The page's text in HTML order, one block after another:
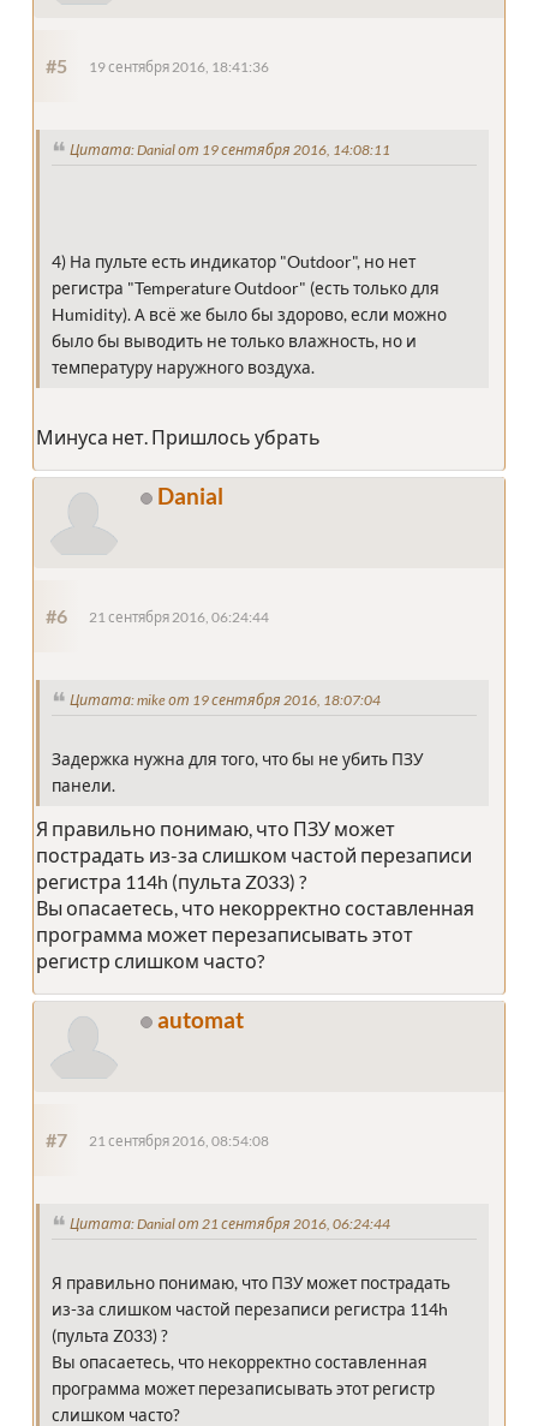
#5 19 сентября 2016, 18:41:36
Цитата: Danial от 19 сентября 2016, 14:08:11
4) На пульте есть индикатор "Outdoor", но нет
регистра "Temperature Outdoor" (есть только для
Humidity). А всё же было бы здорово, если можно
было бы выводить не только влажность, но и
температуру наружного воздуха.
Минуса нет. Пришлось убрать
Danial
#6 21 сентября 2016, 06:24:44
Цитата: mike от 19 сентября 2016, 18:07:04
Задержка нужна для того, что бы не убить ПЗУ
панели.
Я правильно понимаю, что ПЗУ может
пострадать из-за слишком частой перезаписи
регистра 114h (пульта Z033) ?
Вы опасаетесь, что некорректно составленная
программа может перезаписывать этот
регистр слишком часто?
automat
#7 21 сентября 2016, 08:54:08
Цитата: Danial от 21 сентября 2016, 06:24:44
Я правильно понимаю, что ПЗУ может пострадать
из-за слишком частой перезаписи регистра 114h
(пульта Z033) ?
Вы опасаетесь, что некорректно составленная
программа может перезаписывать этот регистр
слишком часто?